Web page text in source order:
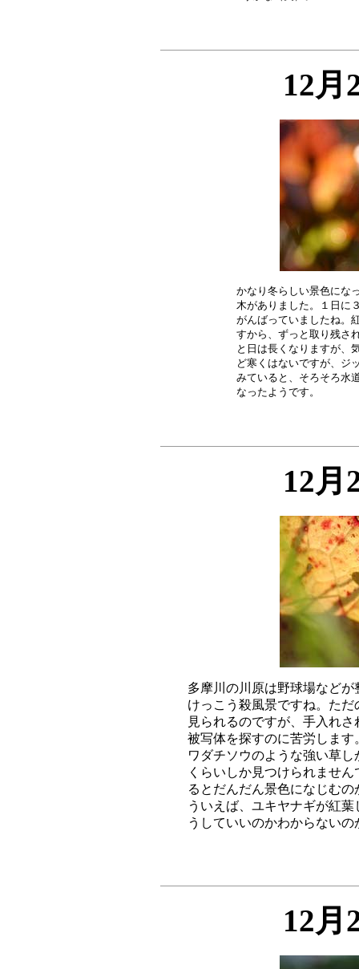
12月
かなり冬らしい景色にな
木がありました。１日に
がんばっていましたね。
すから、ずっと取り残さ
と日は長くなりますが、
ど寒くはないですが、ジ
みていると、そろそろ水
12月
多摩川の川原は野球場など
けっこう殺風景ですね。た
見られるのですが、手入れ
被写体を探すのに苦労しま
ワダチソウのような強い草
くらいしか見つけられませ
るとだんだん景色になじむ
ういえば、ユキヤナギが紅
12月